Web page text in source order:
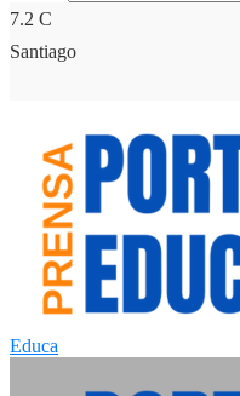
7.2 C
Santiago
Educa